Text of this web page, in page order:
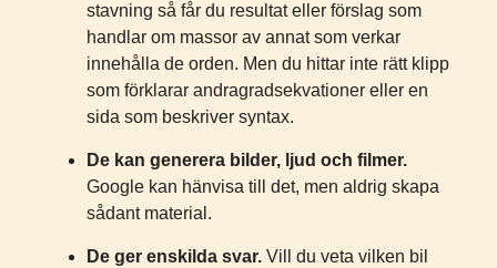
stavning så får du resultat eller förslag som
handlar om massor av annat som verkar
innehålla de orden. Men du hittar inte rätt klipp
som förklarar andragradsekvationer eller en
sida som beskriver syntax.
De kan generera bilder, ljud och filmer.
Google kan hänvisa till det, men aldrig skapa
sådant material.
De ger enskilda svar. Vill du veta vilken bil